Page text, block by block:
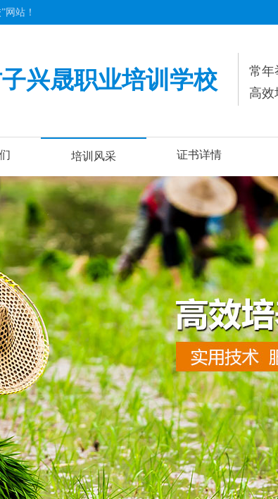
网站！
兴晟职业培训学校 常年
高效
培训风采 证书详情